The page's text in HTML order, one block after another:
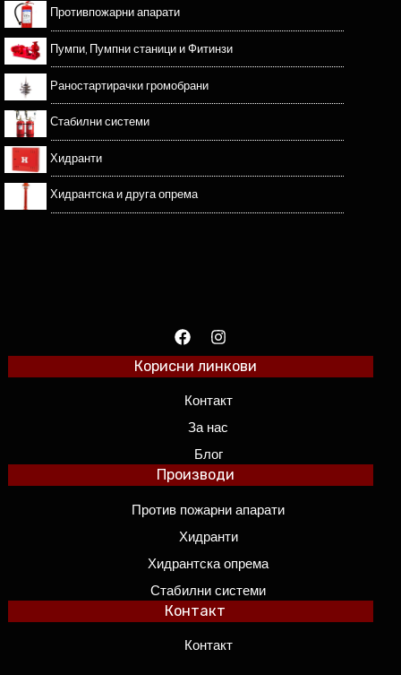
Противпожарни апарати
Пумпи, Пумпни станици и Фитинзи
Раностартирачки громобрани
Стабилни системи
Хидранти
Хидрантска и друга опрема
Корисни линкови
Контакт
За нас
Блог
Производи
Против пожарни апарати
Хидранти
Хидрантска опрема
Стабилни системи
Контакт
Контакт